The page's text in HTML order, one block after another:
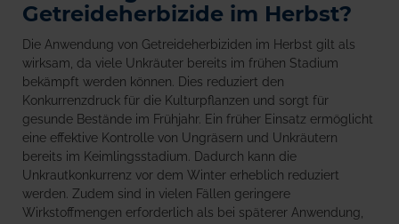
Getreideherbizide im Herbst?
Die Anwendung von Getreideherbiziden im Herbst gilt als
wirksam, da viele Unkräuter bereits im frühen Stadium
bekämpft werden können. Dies reduziert den
Konkurrenzdruck für die Kulturpflanzen und sorgt für
gesunde Bestände im Frühjahr. Ein früher Einsatz ermöglicht
eine effektive Kontrolle von Ungräsern und Unkräutern
bereits im Keimlingsstadium. Dadurch kann die
Unkrautkonkurrenz vor dem Winter erheblich reduziert
werden. Zudem sind in vielen Fällen geringere
Wirkstoffmengen erforderlich als bei späterer Anwendung,